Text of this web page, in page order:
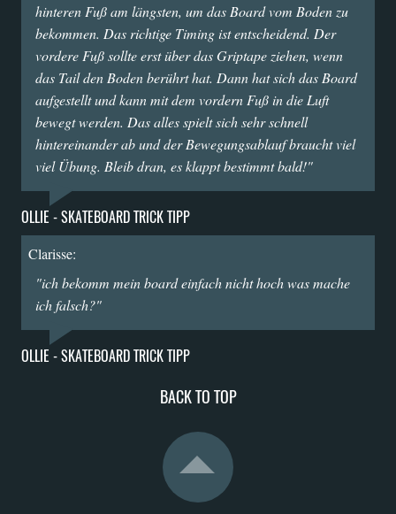
hinteren Fuß am längsten, um das Board vom Boden zu
bekommen. Das richtige Timing ist entscheidend. Der
vordere Fuß sollte erst über das Griptape ziehen, wenn
das Tail den Boden berührt hat. Dann hat sich das Board
aufgestellt und kann mit dem vordern Fuß in die Luft
bewegt werden. Das alles spielt sich sehr schnell
hintereinander ab und der Bewegungsablauf braucht viel
viel Übung. Bleib dran, es klappt bestimmt bald!"
OLLIE - SKATEBOARD TRICK TIPP
Clarisse:
"ich bekomm mein board einfach nicht hoch was mache
ich falsch?"
OLLIE - SKATEBOARD TRICK TIPP
BACK TO TOP